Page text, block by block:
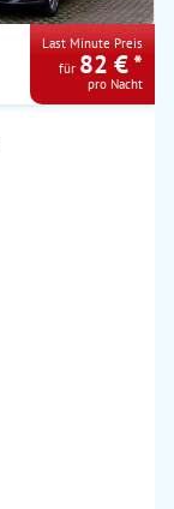
Last Minute Preis
für 82 € *
pro Nacht